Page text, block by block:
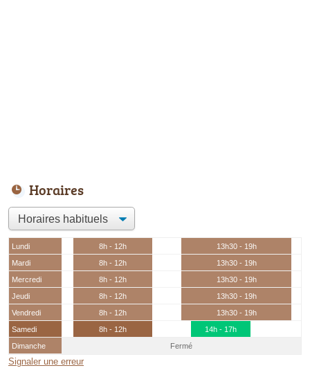
Horaires
Lundi 8h - 12h
13h30 - 19h
Mardi
8h - 12h
13h30 - 19h
Mercredi
8h - 12h
13h30 - 19h
Jeudi
8h - 12h
13h30 - 19h
Vendredi
8h - 12h
13h30 - 19h
Samedi
8h - 12h
14h - 17h
Dimanche
Fermé
Signaler une erreur